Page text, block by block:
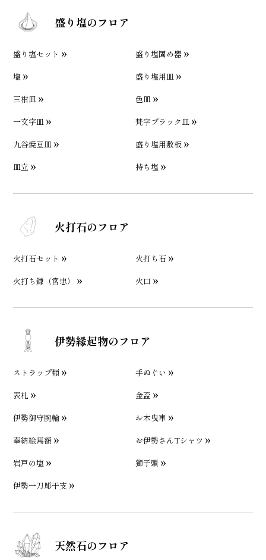
盛り塩のフロア
盛り塩セット
盛り塩固め器
塩
盛り塩用皿
三柑皿
色皿
一文字皿
梵字ブラック皿
九谷焼豆皿
盛り塩用敷板
皿立
持ち塩
火打石のフロア
火打石セット
火打ち石
火打ち鎌（宮忠）
火口
伊勢縁起物のフロア
ストラップ類
手ぬぐい
表札
金盃
伊勢御守腕輪
お木曳車
奉納絵馬額
お伊勢さんTシャツ
岩戸の塩
獅子頭
伊勢一刀彫干支
天然石のフロア